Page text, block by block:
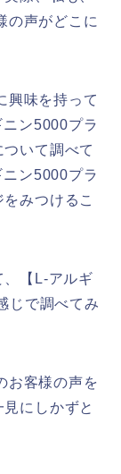
の声がどこに
興味を持って
ン5000プラ
いて調べて
ン5000プラ
みつけるこ
、【L-アルギ
じで調べてみ
お客様の声を
にしかずと